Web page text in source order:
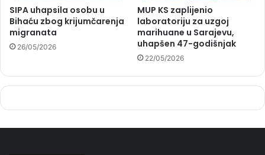
SIPA uhapsila osobu u
Bihaću zbog krijumčarenja
migranata
26/05/2026
MUP KS zaplijenio
laboratoriju za uzgoj
marihuane u Sarajevu,
uhapšen 47-godišnjak
22/05/2026